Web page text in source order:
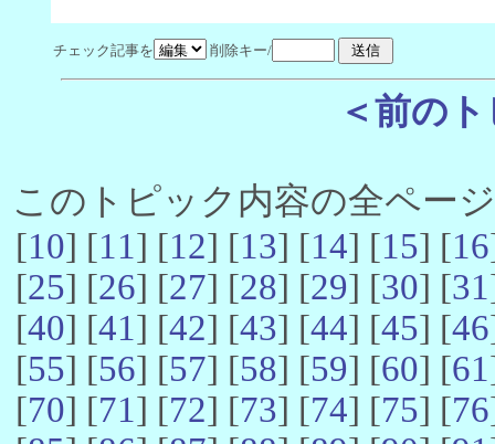
チェック記事を 削除キー/
＜前の
このトピック内容の全ペー
[10] [11] [12] [13] [14] [15] [16
[25] [26] [27] [28] [29] [30] [31
[40] [41] [42] [43] [44] [45] [46
[55] [56] [57] [58] [59] [60] [61
[70] [71] [72] [73] [74] [75] [76